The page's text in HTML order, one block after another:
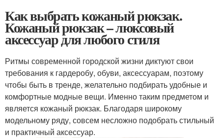
Как выбрать кожаный рюкзак.
Кожаный рюкзак – люксовый
аксессуар для любого стиля
Ритмы современной городской жизни диктуют свои
требования к гардеробу, обуви, аксессуарам, поэтому
чтобы быть в тренде, желательно подбирать удобные и
комфортные модные вещи. Именно таким предметом и
является кожаный рюкзак. Благодаря широкому
модельному ряду, совсем несложно подобрать стильный
и практичный аксессуар.